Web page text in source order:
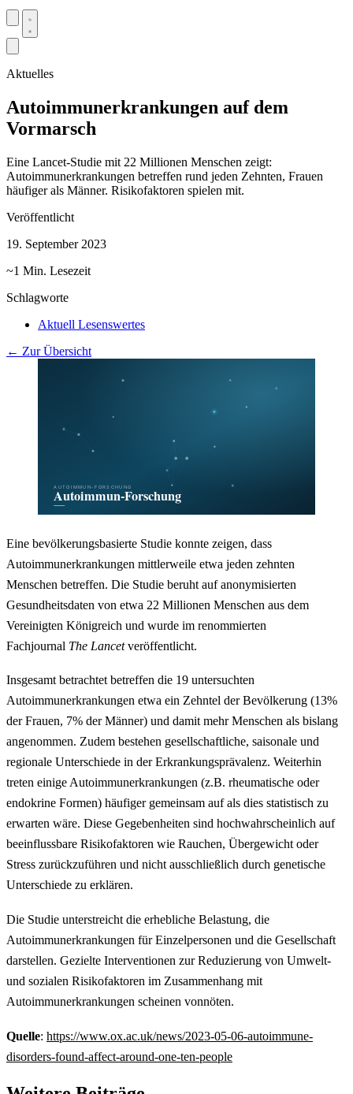
Aktuelles
Autoimmunerkrankungen auf dem
Vormarsch
Eine Lancet-Studie mit 22 Millionen Menschen zeigt:
Autoimmunerkrankungen betreffen rund jeden Zehnten, Frauen
häufiger als Männer. Risikofaktoren spielen mit.
Veröffentlicht
19. September 2023
~1 Min. Lesezeit
Schlagworte
Aktuell Lesenswertes
← Zur Übersicht
Eine bevölkerungsbasierte Studie konnte zeigen, dass
Autoimmunerkrankungen mittlerweile etwa jeden zehnten
Menschen betreffen. Die Studie beruht auf anonymisierten
Gesundheitsdaten von etwa 22 Millionen Menschen aus dem
Vereinigten Königreich und wurde im renommierten
Fachjournal The Lancetveröffentlicht.
Insgesamt betrachtet betreffen die 19 untersuchten
Autoimmunerkrankungen etwa ein Zehntel der Bevölkerung (13%
der Frauen, 7% der Männer) und damit mehr Menschen als bislang
angenommen. Zudem bestehen gesellschaftliche, saisonale und
regionale Unterschiede in der Erkrankungsprävalenz. Weiterhin
treten einige Autoimmunerkrankungen (z.B. rheumatische oder
endokrine Formen) häufiger gemeinsam auf als dies statistisch zu
erwarten wäre. Diese Gegebenheiten sind hochwahrscheinlich auf
beeinflussbare Risikofaktoren wie Rauchen, Übergewicht oder
Stress zurückzuführen und nicht ausschließlich durch genetische
Unterschiede zu erklären.
Die Studie unterstreicht die erhebliche Belastung, die
Autoimmunerkrankungen für Einzelpersonen und die Gesellschaft
darstellen. Gezielte Interventionen zur Reduzierung von Umwelt-
und sozialen Risikofaktoren im Zusammenhang mit
Autoimmunerkrankungen scheinen vonnöten.
Quelle: https://www.ox.ac.uk/news/2023-05-06-autoimmune-
disorders-found-affect-around-one-ten-people